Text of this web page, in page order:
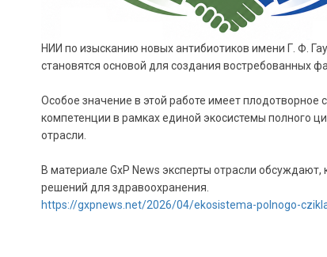
НИИ по изысканию новых антибиотиков имени Г. Ф.
становятся основой для создания востребованных
Особое значение в этой работе имеет
компетенции в рамках единой экосистемы полного
отрасли.
В материале GxP News эксперты отрасли
решений для здравоохранения.
https://gxpnews.net/2026/04/ekosistema-polnogo-